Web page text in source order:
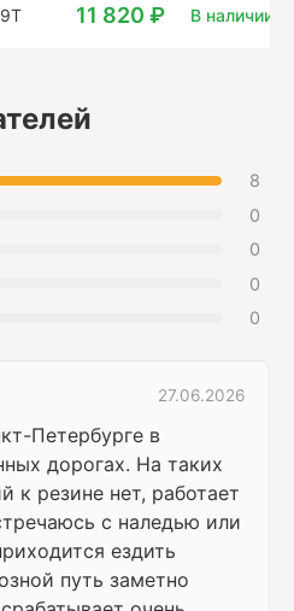
11 820 ₽ В наличии:
8
0
0
0
0
27.06.2026
Петербурге в
дорогах. На таких
к резине нет, работает
с наледью или
ездить
путь заметно